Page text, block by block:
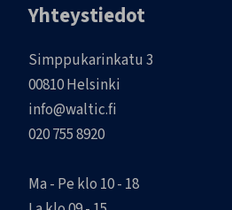
Yhteystiedot
Simppukarinkatu 3
00810 Helsinki
info@waltic.fi
020 755 8920
Ma - Pe klo 10 - 18